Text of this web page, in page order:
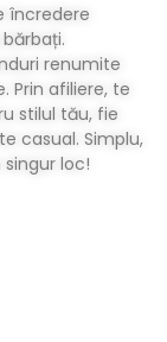
încredere
renumite
Prin afiliere, te
stilul tău, fie
casual. Simplu,
loc!